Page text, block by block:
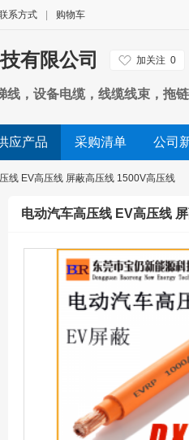
系方式 购物车
有限公司 加关注 0
线，设备电缆，线缆线束，拖
应产品 采购清单 公司
线 EV高压线 屏蔽高压线 1500V高压线
电动汽车高压线 EV高压线